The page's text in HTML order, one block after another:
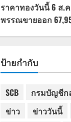
ราคาทองวันนี้ 6 ส.
พรรณขายออก
ป้ายกำกับ
SCB กรมบัญชีก
ข่าว
ข่าววันนี้